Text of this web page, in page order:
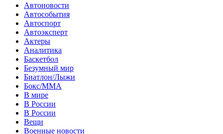
Автоновости
Автособытия
Автоспорт
Автоэксперт
Актеры
Аналитика
Баскетбол
Безумный мир
Биатлон/Лыжи
Бокс/MMA
В мире
В России
В России
Вещи
Военные новости